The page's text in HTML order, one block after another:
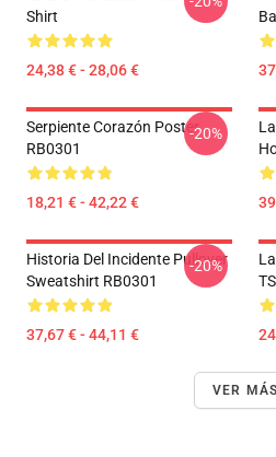
Shirt
24,38 € - 28,06 €
Serpiente Corazón Poster
RB0301
18,21 € - 42,22 €
-20%
Historia Del Incidente Pullover
Sweatshirt RB0301
37,67 € - 44,11 €
-20%
VER MÁS